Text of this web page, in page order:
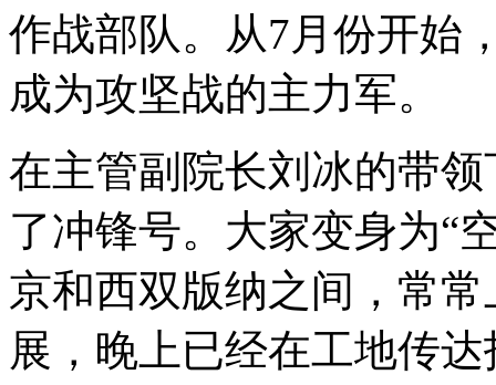
作战部队。从7月份开始
成为攻坚战的主力军。
在主管副院长刘冰的带
了冲锋号。大家变身为“
京和西双版纳之间，常
展，晚上已经在工地传